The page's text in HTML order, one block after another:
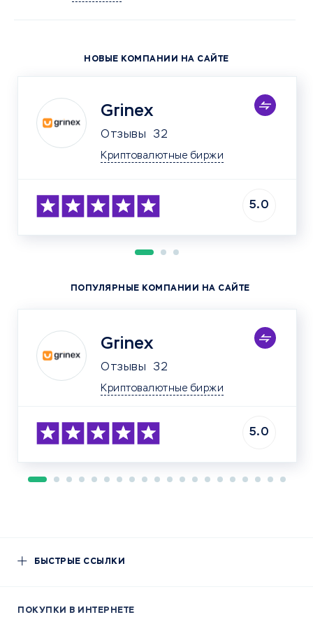
НОВЫЕ КОМПАНИИ НА САЙТЕ
Grinex
Отзывы 32
Криптовалютные биржи
5.0
ПОПУЛЯРНЫЕ КОМПАНИИ НА САЙТЕ
Grinex
Отзывы 32
Криптовалютные биржи
5.0
БЫСТРЫЕ ССЫЛКИ
ПОКУПКИ В ИНТЕРНЕТЕ